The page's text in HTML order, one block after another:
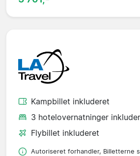
Kampbillet inkluderet
3 hotelovernatninger
Flybillet inkluderet
Autoriseret forhandler, Billetterne